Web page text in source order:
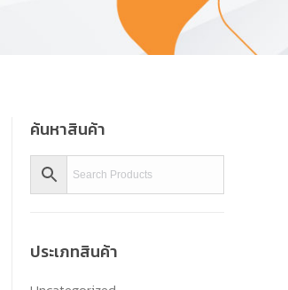
ค้นหาสินค้า
ประเภทสินค้า